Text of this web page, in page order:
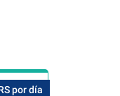
por día